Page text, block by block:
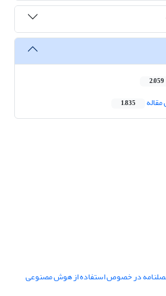
2,059
1,835
در خصوص استفاده از هوش مصنوعی